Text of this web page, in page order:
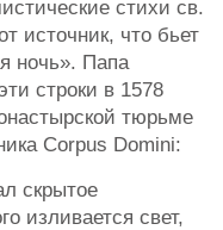
стихи св.
источник, что бьет
ночь». Папа
строки в 1578
тюрьме
Corpus Domini:
скрытое
изливается свет,